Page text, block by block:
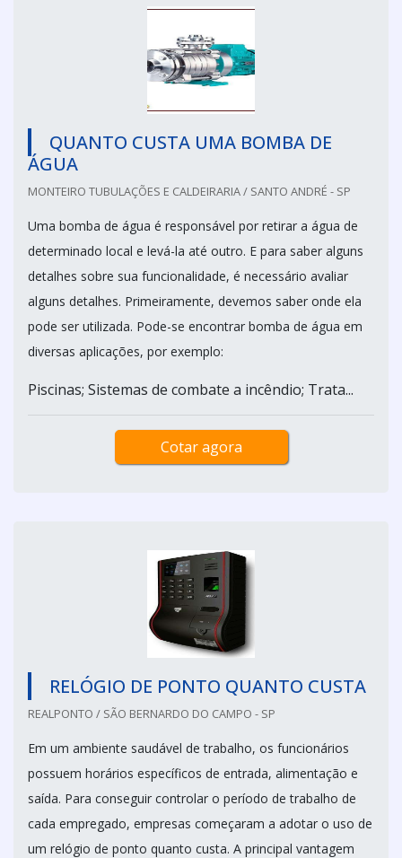
QUANTO CUSTA UMA BOMBA DE
ÁGUA
MONTEIRO TUBULAÇÕES E CALDEIRARIA / SANTO ANDRÉ - SP
Uma bomba de água é responsável por retirar a água de
determinado local e levá-la até outro. E para saber alguns
detalhes sobre sua funcionalidade, é necessário avaliar
alguns detalhes. Primeiramente, devemos saber onde ela
pode ser utilizada. Pode-se encontrar bomba de água em
diversas aplicações, por exemplo:
Piscinas; Sistemas de combate a incêndio; Trata...
Cotar agora
RELÓGIO DE PONTO QUANTO CUSTA
REALPONTO / SÃO BERNARDO DO CAMPO - SP
Em um ambiente saudável de trabalho, os funcionários
possuem horários específicos de entrada, alimentação e
saída. Para conseguir controlar o período de trabalho de
cada empregado, empresas começaram a adotar o uso de
um relógio de ponto quanto custa. A principal vantagem